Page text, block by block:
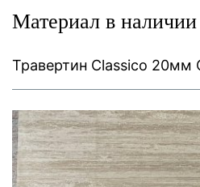
Материал в наличии
Травертин Classico 20мм